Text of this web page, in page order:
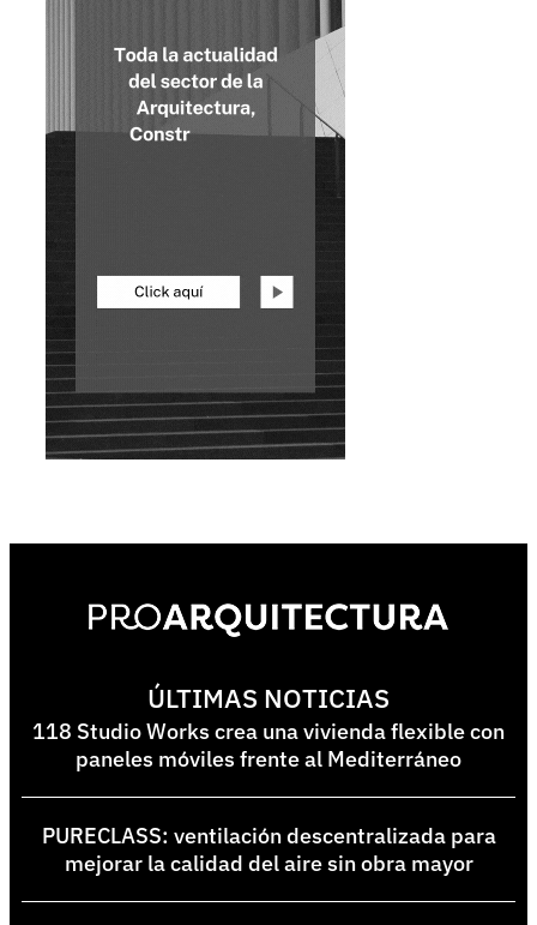
ÚLTIMAS NOTICIAS
118 Studio Works crea una vivienda flexible con
paneles móviles frente al Mediterráneo
PURECLASS: ventilación descentralizada para
mejorar la calidad del aire sin obra mayor